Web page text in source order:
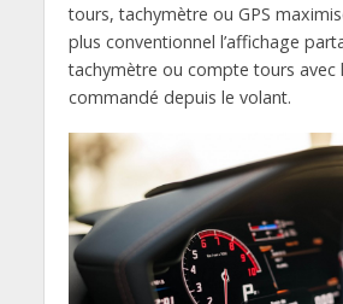
tours, tachymètre ou GPS
plus conventionnel l’affichage
tachymètre ou compte tours avec
commandé depuis le volant.